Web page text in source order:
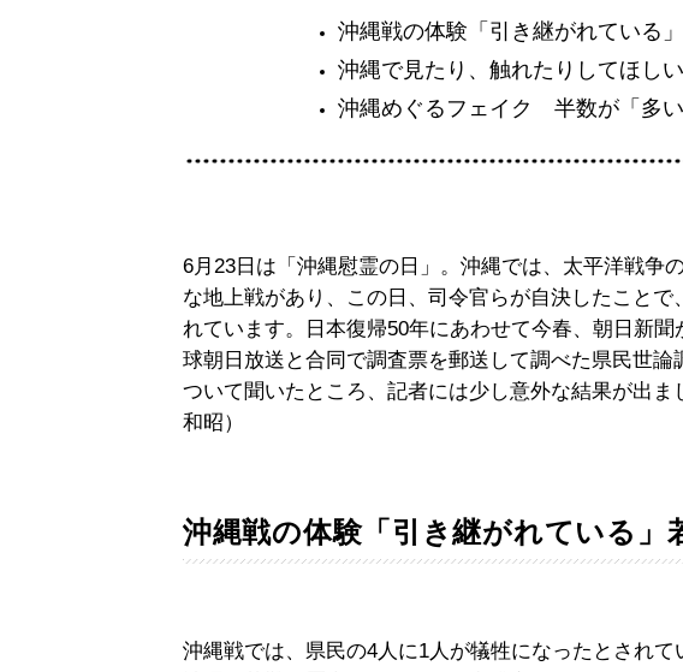
沖縄戦の体験「引き継がれている
沖縄で見たり、触れたりしてほし
沖縄めぐるフェイク 半数が「多い
6月23日は「沖縄慰霊の日」。沖縄では、太平洋戦争
な地上戦があり、この日、司令官らが自決したことで
れています。日本復帰50年にあわせて今春、朝日新
球朝日放送と合同で調査票を郵送して調べた県民世論
ついて聞いたところ、記者には少し意外な結果が出ま
和昭）
沖縄戦の体験「引き継がれている」
沖縄戦では、県民の4人に1人が犠牲になったとされ